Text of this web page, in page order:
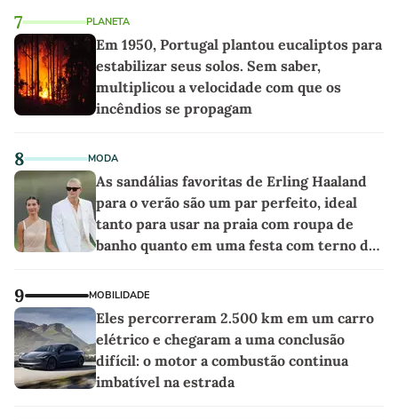
7 PLANETA
Em 1950, Portugal plantou eucaliptos para
estabilizar seus solos. Sem saber,
multiplicou a velocidade com que os
incêndios se propagam
8 MODA
As sandálias favoritas de Erling Haaland
para o verão são um par perfeito, ideal
tanto para usar na praia com roupa de
banho quanto em uma festa com terno de
9 MOBILIDADE
Eles percorreram 2.500 km em um carro
elétrico e chegaram a uma conclusão
difícil: o motor a combustão continua
imbatível na estrada